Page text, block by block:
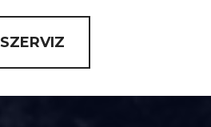
SZERVIZ